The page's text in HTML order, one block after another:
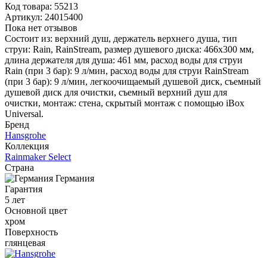
Код товара: 55213
Артикул: 24015400
Пока нет отзывов
Состоит из: верхний душ, держатель верхнего душа, тип
струи: Rain, RainStream, размер душевого диска: 466x300 мм,
длина держателя для душа: 461 мм, расход воды для струи
Rain (при 3 бар): 9 л/мин, расход воды для струи RainStream
(при 3 бар): 9 л/мин, легкоочищаемый душевой диск, съемный
душевой диск для очистки, съемный верхний душ для
очистки, монтаж: стена, скрытый монтаж с помощью iBox
Universal.
Бренд
Hansgrohe
Коллекция
Rainmaker Select
Страна
Германия
Гарантия
5 лет
Основной цвет
хром
Поверхность
глянцевая